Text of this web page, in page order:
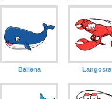
Ballena Langosta